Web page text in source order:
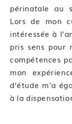
Dispositif de
connaissances/
Cette
d’auto-
objectifs par
—
périnatale au
Lors de mon
intéressée à
pris sens pour
compétences
mon
d’étude m’a
à la